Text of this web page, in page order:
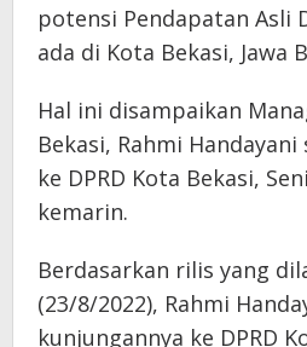
potensi Pendapatan Asli
ada di Kota Bekasi, Jawa
Hal ini disampaikan
Bekasi, Rahmi
ke DPRD Kota Bekasi,
kemarin.
Berdasarkan rilis yang
(23/8/2022), Rahmi
kunjungannya ke DPRD